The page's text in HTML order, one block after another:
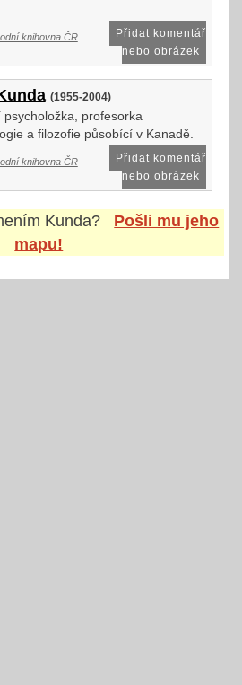
knihovna ČR
Přidat komentář
nebo obrázek
(1955-2004)
psycholožka, profesorka
a filozofie působící v Kanadě.
knihovna ČR
Přidat komentář
nebo obrázek
Kunda?
Pošli mu jeho
mapu!